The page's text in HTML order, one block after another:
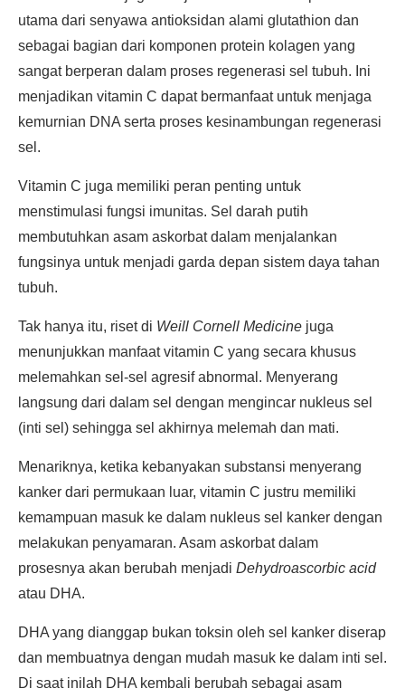
utama dari senyawa antioksidan alami glutathion dan
sebagai bagian dari komponen protein kolagen yang
sangat berperan dalam proses regenerasi sel tubuh. Ini
menjadikan vitamin C dapat bermanfaat untuk menjaga
kemurnian DNA serta proses kesinambungan regenerasi
sel.
Vitamin C juga memiliki peran penting untuk
menstimulasi fungsi imunitas. Sel darah putih
membutuhkan asam askorbat dalam menjalankan
fungsinya untuk menjadi garda depan sistem daya tahan
tubuh.
Tak hanya itu, riset di Weill Cornell Medicine juga
menunjukkan manfaat vitamin C yang secara khusus
melemahkan sel-sel agresif abnormal. Menyerang
langsung dari dalam sel dengan mengincar nukleus sel
(inti sel) sehingga sel akhirnya melemah dan mati.
Menariknya, ketika kebanyakan substansi menyerang
kanker dari permukaan luar, vitamin C justru memiliki
kemampuan masuk ke dalam nukleus sel kanker dengan
melakukan penyamaran. Asam askorbat dalam
prosesnya akan berubah menjadi Dehydroascorbic acid
atau DHA.
DHA yang dianggap bukan toksin oleh sel kanker diserap
dan membuatnya dengan mudah masuk ke dalam inti sel.
Di saat inilah DHA kembali berubah sebagai asam